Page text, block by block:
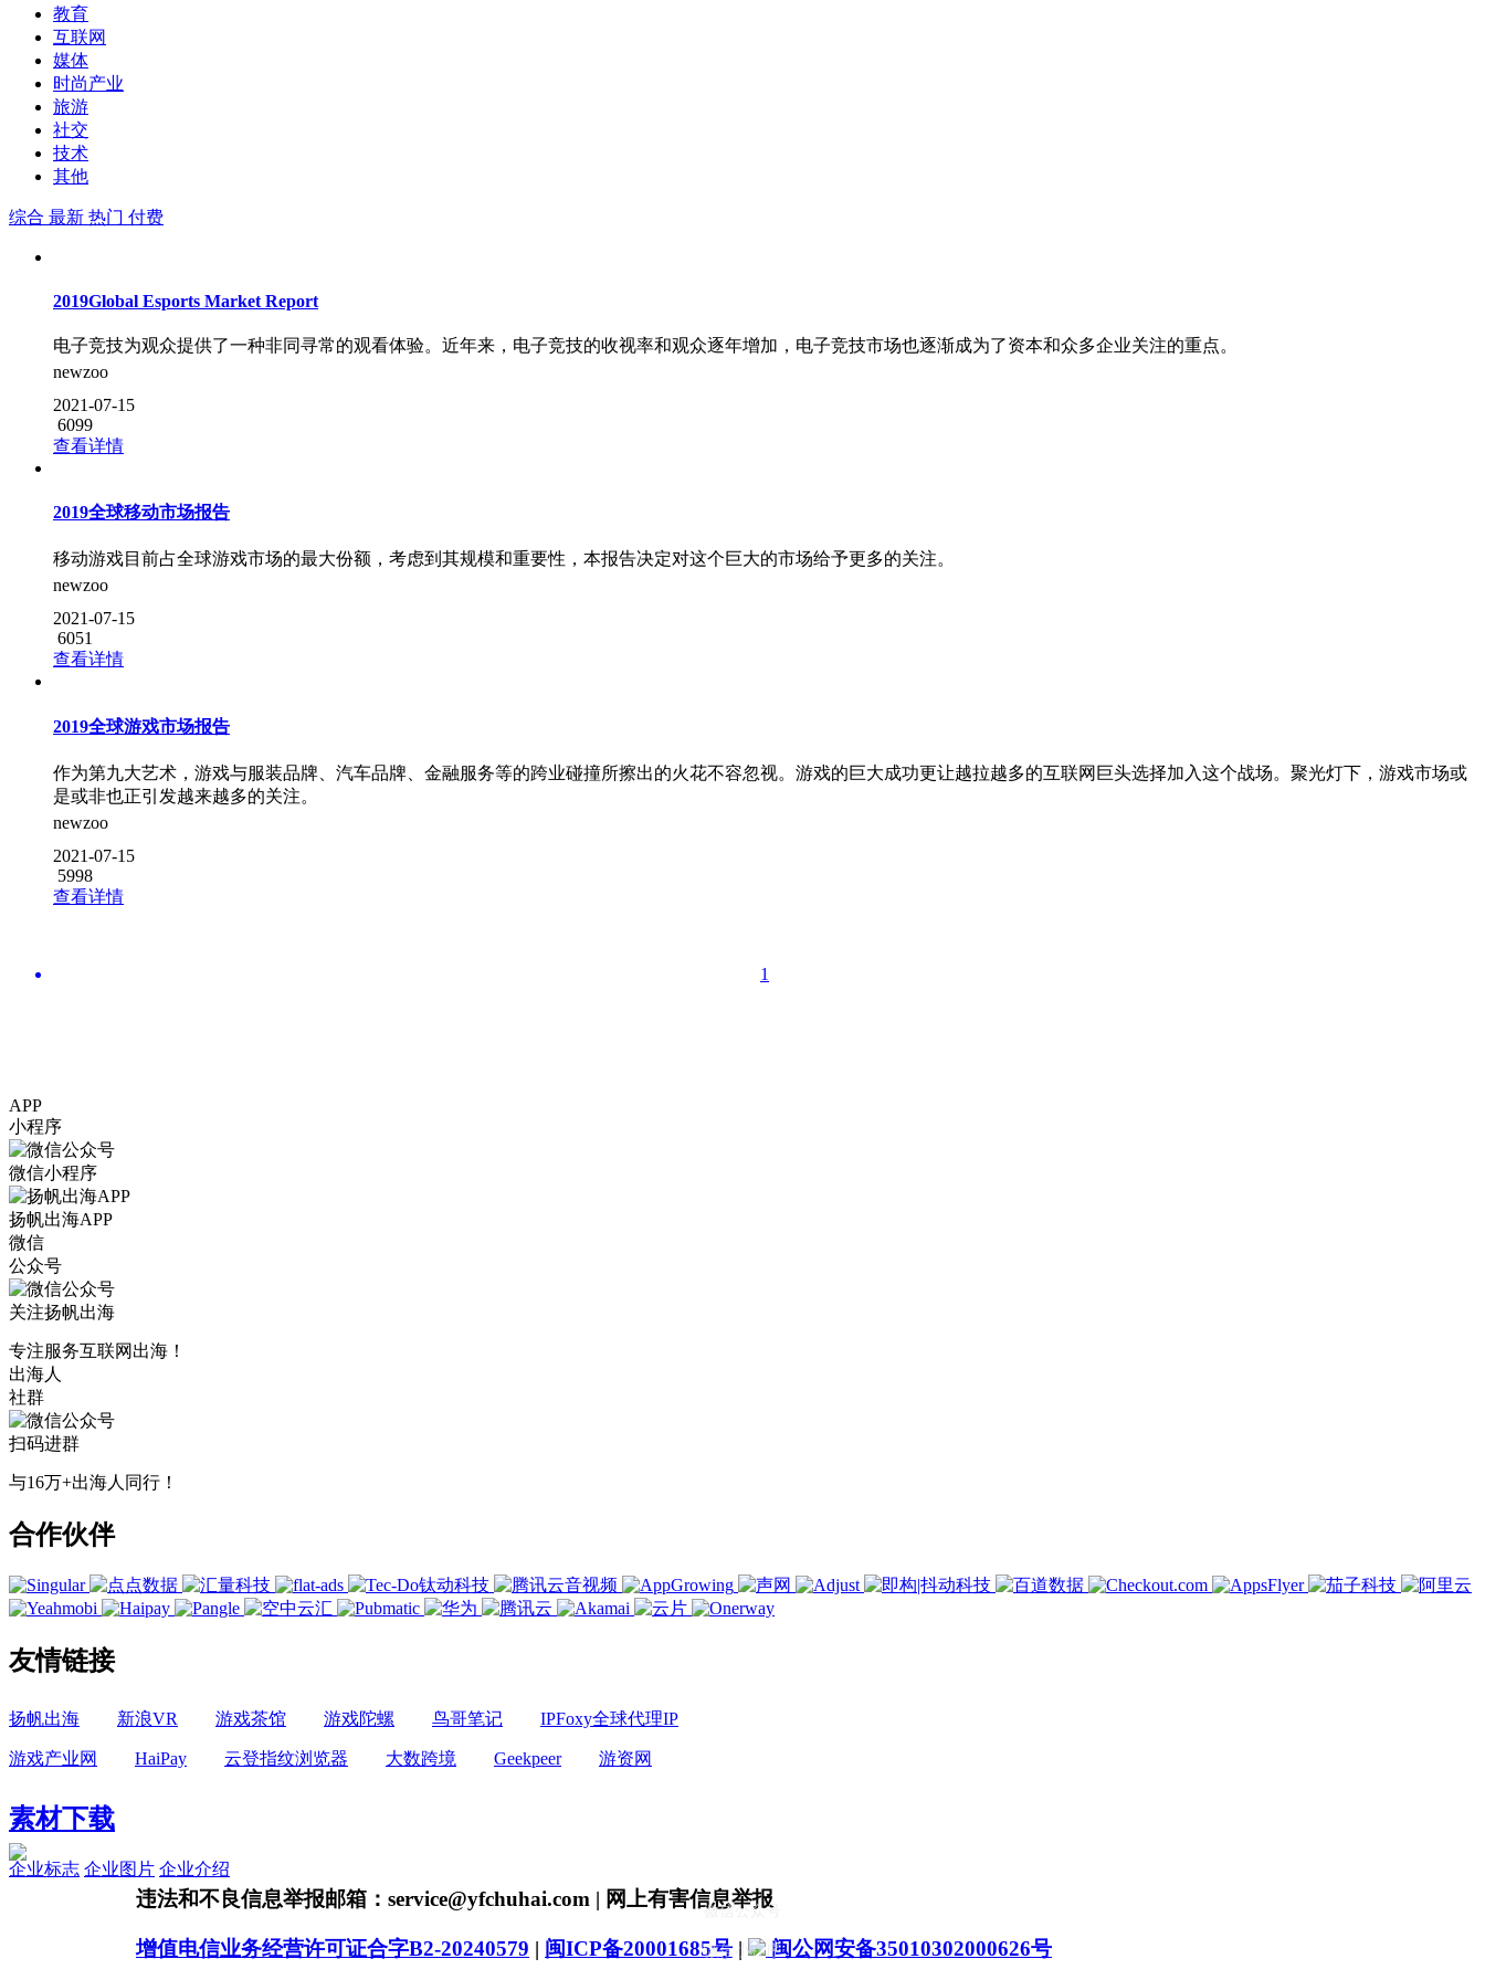
教育
互联网
媒体
时尚产业
旅游
社交
技术
其他
综合 最新 热门 付费
2019Global Esports Market Report
电子竞技为观众提供了一种非同寻常的观看体验。近年来，电子竞技的收视率和观众逐年增加，电子竞技市场也逐渐成为了资本和众多企业关注的重点。
newzoo
2021-07-15
6099
查看详情
2019全球移动市场报告
移动游戏目前占全球游戏市场的最大份额，考虑到其规模和重要性，本报告决定对这个巨大的市场给予更多的关注。
newzoo
2021-07-15
6051
查看详情
2019全球游戏市场报告
作为第九大艺术，游戏与服装品牌、汽车品牌、金融服务等的跨业碰撞所擦出的火花不容忽视。游戏的巨大成功更让越拉越多的互联网巨头选择加入这个战场。聚光灯下，游戏市场或
是或非也正引发越来越多的关注。
newzoo
2021-07-15
5998
查看详情
1
APP
小程序
微信小程序
扬帆出海APP
微信
公众号
关注扬帆出海
专注服务互联网出海！
出海人
社群
扫码进群
与16万+出海人同行！
合作伙伴
友情链接
扬帆出海 新浪VR 游戏茶馆 游戏陀螺 鸟哥笔记 IPFoxy全球代理IP
游戏产业网 HaiPay 云登指纹浏览器 大数跨境 Geekpeer 游资网
素材下载
企业标志 企业图片 企业介绍
微信公众号
微信小程序
违法和不良信息举报邮箱：service@yfchuhai.com | 网上有害信息举报
增值电信业务经营许可证合字B2-20240579 | 闽ICP备20001685号 | 闽公网安备35010302000626号